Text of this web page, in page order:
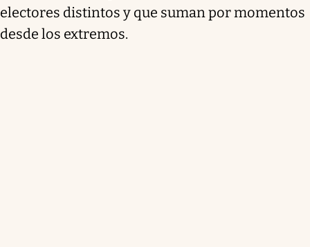
electores distintos y que suman por momentos
desde los extremos.